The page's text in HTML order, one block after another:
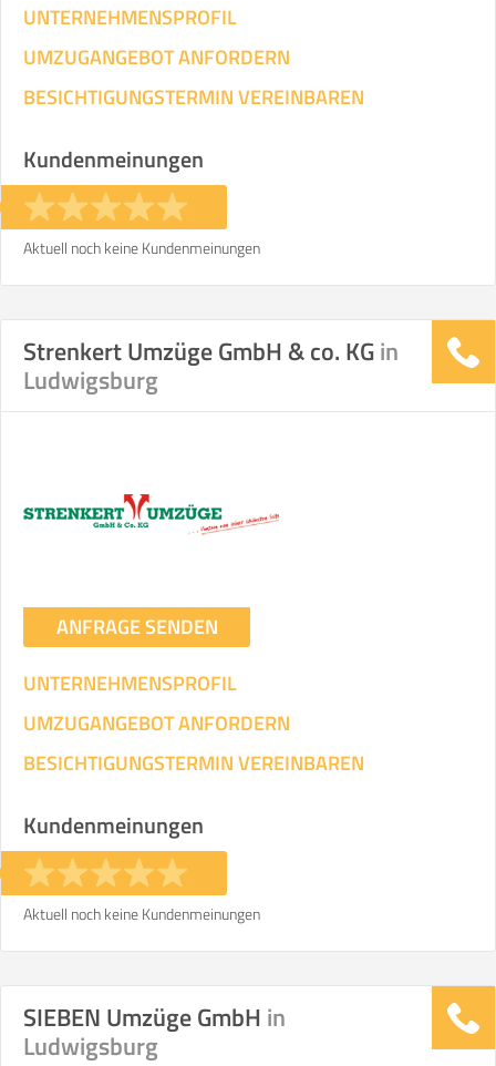
UNTERNEHMENSPROFIL
UMZUGANGEBOT ANFORDERN
BESICHTIGUNGSTERMIN VEREINBAREN
Kundenmeinungen
Aktuell noch keine Kundenmeinungen
Strenkert Umzüge GmbH & co. KGin
Ludwigsburg
ANFRAGE SENDEN
UNTERNEHMENSPROFIL
UMZUGANGEBOT ANFORDERN
BESICHTIGUNGSTERMIN VEREINBAREN
Kundenmeinungen
Aktuell noch keine Kundenmeinungen
SIEBEN Umzüge GmbH in
Ludwigsburg